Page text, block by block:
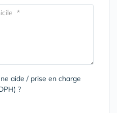
aide / prise en charge
?